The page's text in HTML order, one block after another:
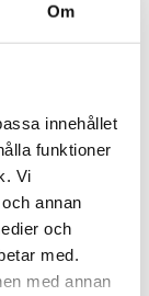
Om
innehållet
funktioner
Vi
annan
och
med.
med annan